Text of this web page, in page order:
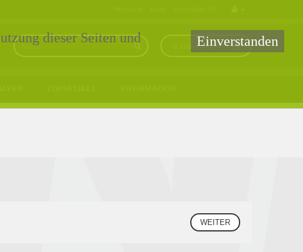
0 Artikel - 0,00€ *
WEITER
Einverstanden
dieser Seiten und